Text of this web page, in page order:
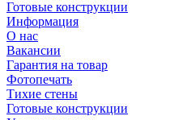
Готовые конструкции
Информация
О нас
Вакансии
Гарантия на товар
Фотопечать
Тихие стены
Готовые конструкции